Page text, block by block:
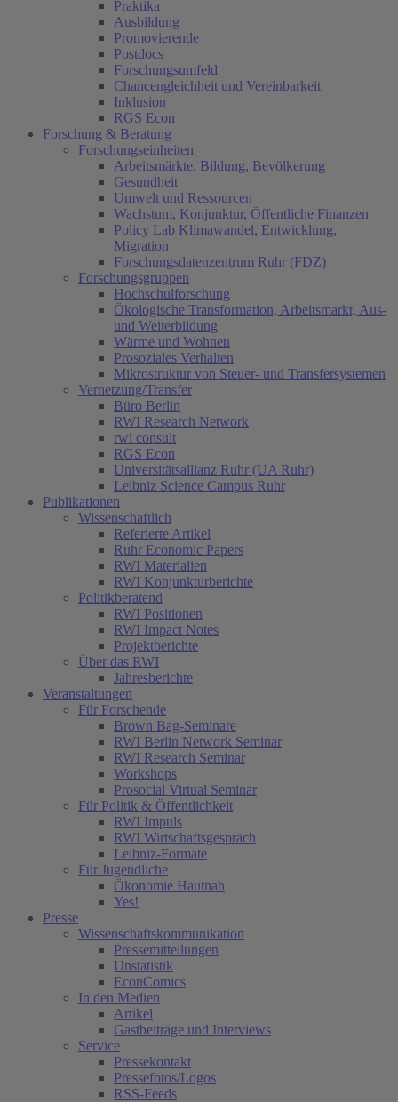
Praktika
Ausbildung
Promovierende
Postdocs
Forschungsumfeld
Chancengleichheit und Vereinbarkeit
Inklusion
RGS Econ
Forschung & Beratung
Forschungseinheiten
Arbeitsmärkte, Bildung, Bevölkerung
Gesundheit
Umwelt und Ressourcen
Wachstum, Konjunktur, Öffentliche Finanzen
Policy Lab Klimawandel, Entwicklung,
Migration
Forschungsdatenzentrum Ruhr (FDZ)
Forschungsgruppen
Hochschulforschung
Ökologische Transformation, Arbeitsmarkt, Aus-
und Weiterbildung
Wärme und Wohnen
Prosoziales Verhalten
Mikrostruktur von Steuer- und Transfersystemen
Vernetzung/Transfer
Büro Berlin
RWI Research Network
rwi consult
RGS Econ
Universitätsallianz Ruhr (UA Ruhr)
Leibniz Science Campus Ruhr
Publikationen
Wissenschaftlich
Referierte Artikel
Ruhr Economic Papers
RWI Materialien
RWI Konjunkturberichte
Politikberatend
RWI Positionen
RWI Impact Notes
Projektberichte
Über das RWI
Jahresberichte
Veranstaltungen
Für Forschende
Brown Bag-Seminare
RWI Berlin Network Seminar
RWI Research Seminar
Workshops
Prosocial Virtual Seminar
Für Politik & Öffentlichkeit
RWI Impuls
RWI Wirtschaftsgespräch
Leibniz-Formate
Für Jugendliche
Ökonomie Hautnah
Yes!
Presse
Wissenschaftskommunikation
Pressemitteilungen
Unstatistik
EconComics
In den Medien
Artikel
Gastbeiträge und Interviews
Service
Pressekontakt
Pressefotos/Logos
RSS-Feeds